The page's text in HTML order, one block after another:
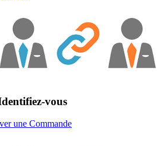
vous
une Commande